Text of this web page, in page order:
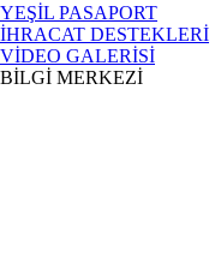
YEŞİL PASAPORT
İHRACAT DESTEKLERİ
VİDEO GALERİSİ
BİLGİ MERKEZİ